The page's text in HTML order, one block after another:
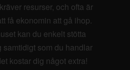
resurser, och ofta är
få ekonomin att gå ihop.
kan du enkelt stötta
samtidigt som du handlar
kostar dig något extra!